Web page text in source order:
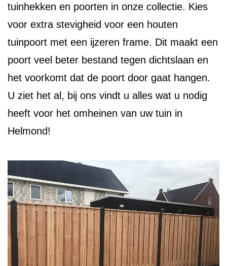
tuinhekken en poorten in onze collectie. Kies
voor extra stevigheid voor een houten
tuinpoort met een ijzeren frame. Dit maakt een
poort veel beter bestand tegen dichtslaan en
het voorkomt dat de poort door gaat hangen.
U ziet het al, bij ons vindt u alles wat u nodig
heeft voor het omheinen van uw tuin in
Helmond!